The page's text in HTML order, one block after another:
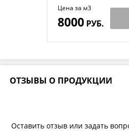
Цена за м3
8000РУБ.
ОТЗЫВЫ О ПРОДУКЦИИ
Оставить отзыв или задать